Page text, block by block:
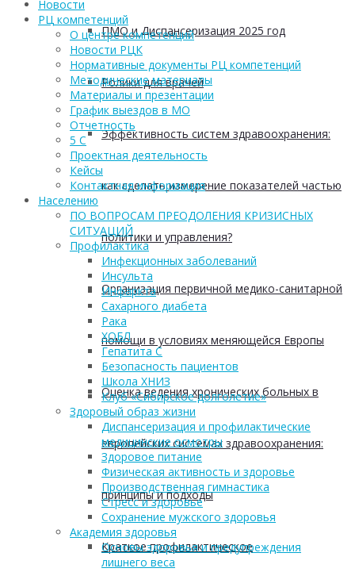
ПМО и Диспансеризация 2025 год
Ролики для врачей
Эффективность систем здравоохранения:
как сделать измерение показателей частью
политики и управления?
Организация первичной медико-санитарной
помощи в условиях меняющейся Европы
Оценка ведения хронических больных в
европейских системах здравоохранения:
принципы и подходы
Краткое профилактическое
Новости
РЦ компетенций
О центре компетенций
Новости РЦК
Нормативные документы РЦ компетенций
Методические материалы
Материалы и презентации
График выездов в МО
Отчетность
5 С
Проектная деятельность
Кейсы
Контактная информация
Населению
ПО ВОПРОСАМ ПРЕОДОЛЕНИЯ КРИЗИСНЫХ
СИТУАЦИЙ
Профилактика
Инфекционных заболеваний
Инсульта
Инфаркта
Сахарного диабета
Рака
ХОБЛ
Гепатита С
Безопасность пациентов
Школа ХНИЗ
Клуб «Сибирское долголетие»
Здоровый образ жизни
Диспансеризация и профилактические
медицинские осмотры
Здоровое питание
Физическая активность и здоровье
Производственная гимнастика
Стресс и здоровье
Сохранение мужского здоровья
Академия здоровья
Основы здоровья и предупреждения
лишнего веса